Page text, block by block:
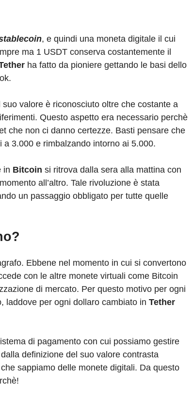
, e quindi una moneta digitale il cui
ma 1 USDT conserva costantemente il
ha fatto da pioniere gettando le basi dello
valore è riconosciuto oltre che costante a
Questo aspetto era necessario perchè
che non ci danno certezze. Basti pensare che
3.000 e rimbalzando intorno ai 5.000.
in Bitcoin si ritrova dalla sera alla mattina con
all’altro. Tale rivoluzione è stata
un passaggio obbligato per tutte quelle
Ebbene nel momento in cui si convertono
con le altre monete virtuali come Bitcoin
di mercato. Per questo motivo per ogni
laddove per ogni dollaro cambiato in Tether
di pagamento con cui possiamo gestire
definizione del suo valore contrasta
sappiamo delle monete digitali. Da questo